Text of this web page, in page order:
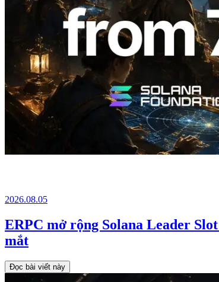
2026.08.05
ERPC mở rộng Solana Leader
mắt
Đọc bài viết này